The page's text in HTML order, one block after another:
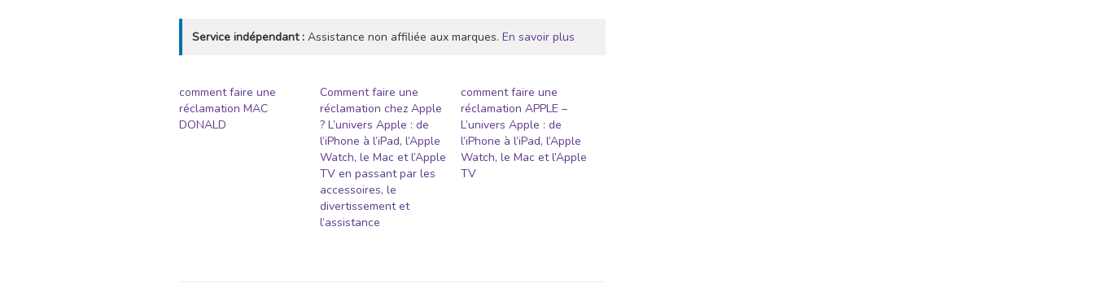
Service indépendant : Assistance non affiliée aux marques. En savoir plus
comment faire une
réclamation MAC
DONALD
Comment faire une
réclamation chez Apple
? L’univers Apple : de
l’iPhone à l’iPad, l’Apple
Watch, le Mac et l’Apple
TV en passant par les
accessoires, le
divertissement et
l’assistance
comment faire une
réclamation APPLE –
L’univers Apple : de
l’iPhone à l’iPad, l’Apple
Watch, le Mac et l’Apple
TV